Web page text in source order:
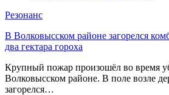
Резонанс
В Волковысском районе загорелся
два гектара гороха
Крупный пожар произошёл во время
Волковысском районе. В поле возле
загорелся…